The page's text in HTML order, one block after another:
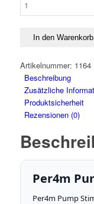
Free
Menge
In den Warenkorb
Artikelnummer: 1164
Beschreibung
Zusätzliche
Produktsicherheit
Rezensionen (0)
Per4m
Per4m Pump